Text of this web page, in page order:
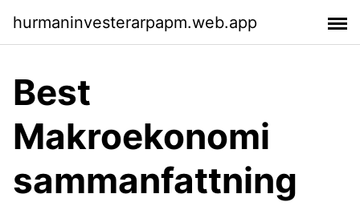
hurmaninvesterarpapm.web.app
Best
Makroekonomi
sammanfattning